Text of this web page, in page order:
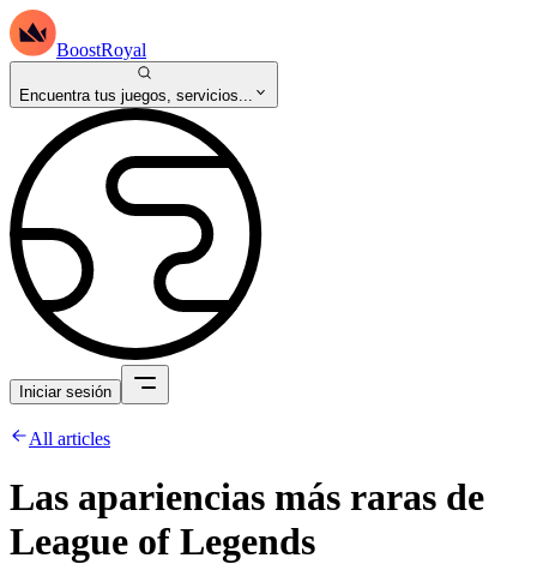
BoostRoyal
Encuentra tus juegos, servicios...
Iniciar sesión
All articles
Las apariencias más raras de
League of Legends